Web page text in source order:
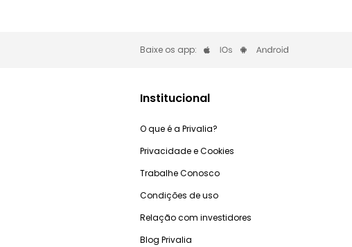
Baixe os app:
Institucional
O que é a Privalia?
Privacidade e Cookies
Trabalhe Conosco
Condições de uso
Relação com investidores
Blog Privalia